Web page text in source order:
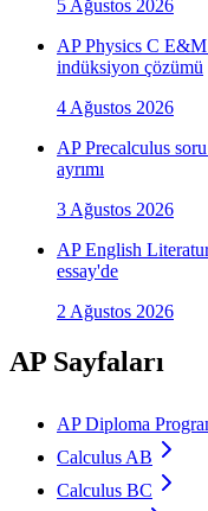
5 Ağustos 2026
AP Physics C E&M
indüksiyon çözümü
4 Ağustos 2026
AP Precalculus
ayrımı
3 Ağustos 2026
AP English
essay'de
2 Ağustos 2026
AP Sayfaları
AP Diploma
Calculus AB
Calculus BC